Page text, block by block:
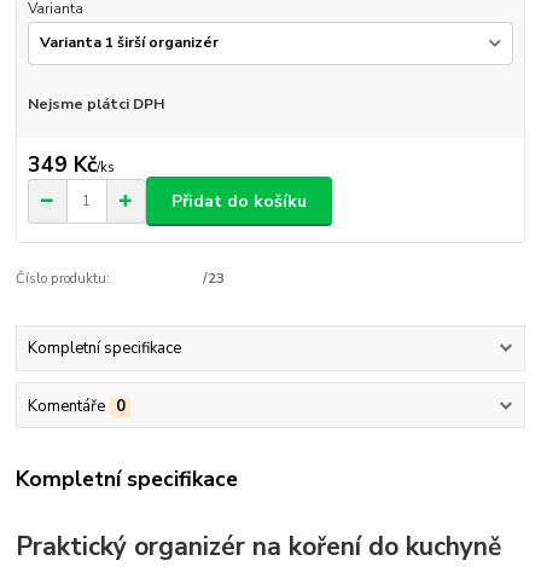
Varianta
Nejsme plátci DPH
349 Kč/ks
Přidat do košíku
Číslo produktu: /23
Kompletní specifikace
Komentáře 0
Kompletní specifikace
Praktický organizér na koření do kuchyně